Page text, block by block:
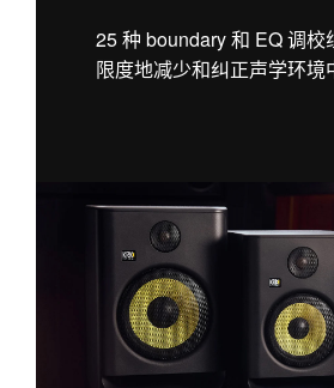
25 种 boundary 和 EQ 调校
限度地减少和纠正声学环境